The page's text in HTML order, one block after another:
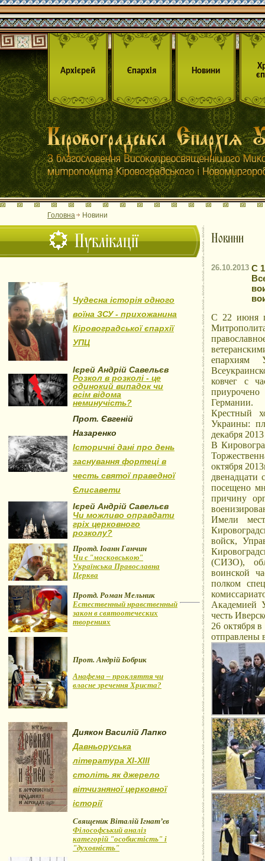
Архієрей Єпархія Новини
Головна Новини
Публікації
Чудесна історія одного
воїна ЗСУ - прихожанина
Кіровоградської єпархії
УПЦ
Ієрей Андрій Савельєв
Розкол в розколі - це
одинокий випадок чи
всім відома
неминучість?
Прот. Євгеній
Назаренко
Історичні дані про день
заснування фортеці в
честь святої праведної
Єлисавети
Ієрей Андрій Савельєв
Чи можливо оправдати
гріх церковного
розколу?
Протд. Іоанн Ганчин
Чи є "московською"
Українська Православна
Церква
Протд. Роман Мельник
Естественный нравственный
закон в святоотеческих
творениях
Прот. Андрій Бобрик
Анафема – прокляття чи
власне зречення Христа?
Диякон Василій Лапко
Давньоруська
література XI-XIII
століть як джерело
вітчизняної церковної
історії
Священик Віталій Ігнат’єв
Філософський аналіз
категорій "особистість" і
"духовність"
Новини
26.10.2013 С
С 22 июня
епархиям
ковчег с
Германии.
Крестный
Украины:
декабря
В
октября
двенадцати
посещено
причину
Имели
войск,
(СИЗО),
воинской
полком
Академией
честь
26 октября
отправлены